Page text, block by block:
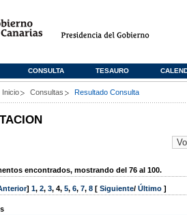
CONSULTA TESAURO
Inicio Consultas Resultado Consulta
encontrados, mostrando del 76 al 100.
] 1, 2, 3, 4, 5, 6, 7, 8 [ Siguiente/ Último ]